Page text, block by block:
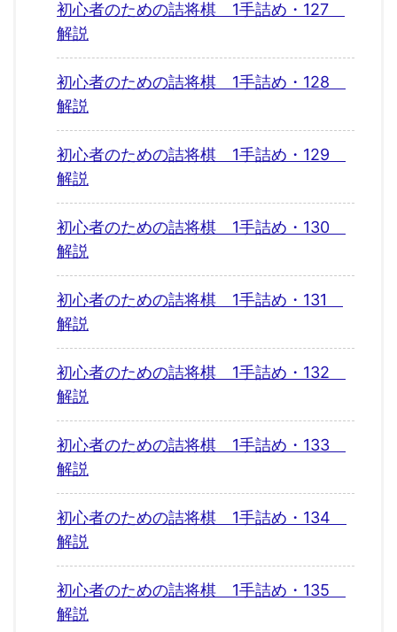
初心者のための詰将棋 1手詰め・127
解説
初心者のための詰将棋 1手詰め・128
解説
初心者のための詰将棋 1手詰め・129
解説
初心者のための詰将棋 1手詰め・130
解説
初心者のための詰将棋 1手詰め・131
解説
初心者のための詰将棋 1手詰め・132
解説
初心者のための詰将棋 1手詰め・133
解説
初心者のための詰将棋 1手詰め・134
解説
初心者のための詰将棋 1手詰め・135
解説